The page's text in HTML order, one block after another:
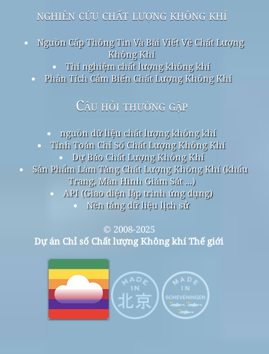
nghiên cứu chất lượng không khí
Nguồn Cấp Thông Tin Và Bài Viết Về Chất Lượng
Không Khí
Thí nghiệm chất lượng không khí
Phân Tích Cảm Biến Chất Lượng Không Khí
Câu hỏi thường gặp
nguồn dữ liệu chất lượng không khí
Tính Toán Chỉ Số Chất Lượng Không Khí
Dự Báo Chất Lượng Không Khí
Sản Phẩm Làm Tăng Chất Lượng Không Khí (khẩu
Trang, Màn Hình Giám Sát ...)
API (Giao diện lập trình ứng dụng)
Nền tảng dữ liệu lịch sử
© 2008-2025
Dự án Chỉ số Chất lượng Không khí Thế giới